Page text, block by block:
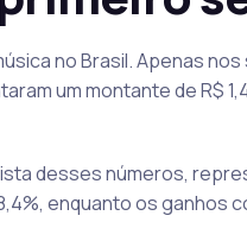
no Brasil. Apenas
um montante de R$
desses números,
enquanto os ganhos